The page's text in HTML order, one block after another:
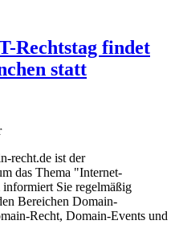
Rechtstag findet
statt
recht.de ist der
das Thema "Internet-
Sie regelmäßig
Bereichen Domain-
Recht, Domain-Events und